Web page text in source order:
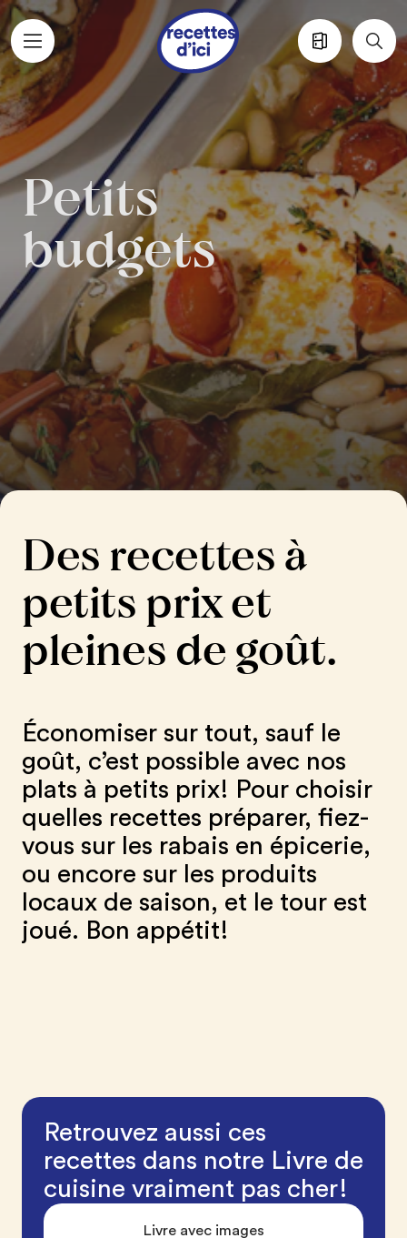
Aller au contenu principal
Petits
budgets
Petits budgets
Des recettes à
petits prix et
pleines de goût.
Économiser sur tout, sauf le
goût, c’est possible avec nos
plats à petits prix! Pour choisir
quelles recettes préparer, fiez-
vous sur les rabais en épicerie,
ou encore sur les produits
locaux de saison, et le tour est
joué. Bon appétit!
Retrouvez aussi ces
recettes dans notre Livre de
cuisine vraiment pas cher!
Livre avec images